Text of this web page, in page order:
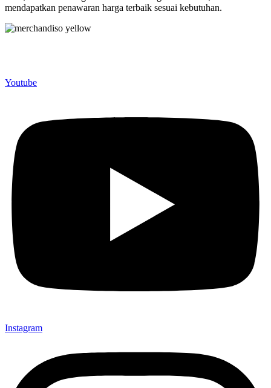
mendapatkan penawaran harga terbaik sesuai kebutuhan.
Youtube
Instagram